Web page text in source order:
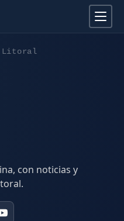
Litoral
con noticias y